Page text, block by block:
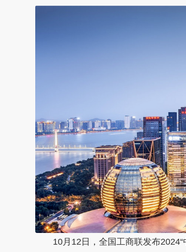
10月12日，全国工商联发布2024“